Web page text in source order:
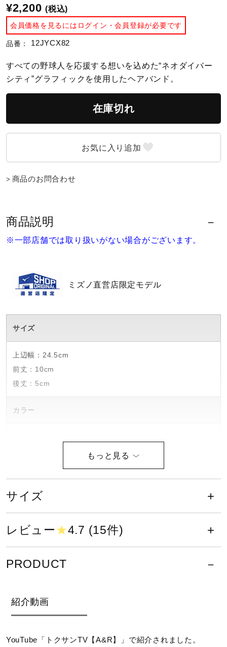
卓球
ソフトボール
ワーキング
ライフスタイルグッズ
インナー
アウトドア／レイン
ジュニア／キッズ
その他
¥2,200 (税込)
会員価格を見るにはログイン・会員登録が必要です
品番： 12JYCX82
すべての野球人を応援する想いを込めた“ネオダイバー
シティ”グラフィックを使用したヘアバンド。
在庫切れ
商品のお問合わせ
商品説明
※一部店舗では取り扱いがない場合がございます。
ミズノ直営店限定モデル
サイズ
上辺幅：24.5cm
前丈：10cm
後丈：5cm
カラー
ポリエステル、ポリウレタン
2025年春夏
サイズ
レビュー★4.7 (15件)
PRODUCT
紹介動画
YouTube「トクサンTV【A&R】」で紹介されました。